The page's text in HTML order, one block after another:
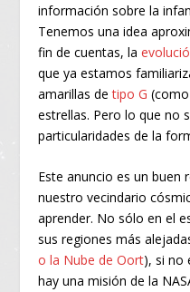
información sobre la
Tenemos una idea
fin de cuentas, la
que ya estamos
amarillas detipo G
estrellas. Pero lo que no
particularidades de la
Este anuncio es un buen
nuestro vecindario
aprender. No sólo en el
sus regiones más
o la Nube de Oort), si no
hay una misión de la